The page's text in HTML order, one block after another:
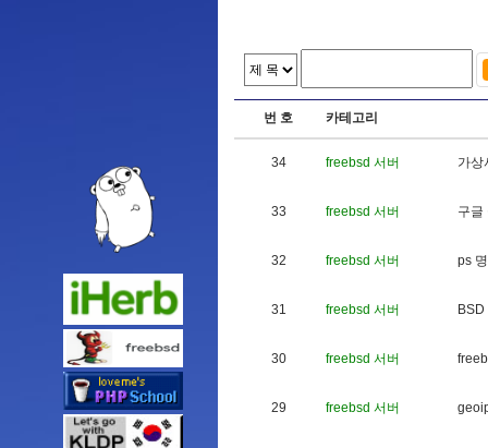
번 호 카테고리
34 freebsd 서버 가상
33 freebsd 서버 구글
32 freebsd 서버 ps 명
31 freebsd 서버 BSD
30 freebsd 서버 freeb
29 freebsd 서버 geoi